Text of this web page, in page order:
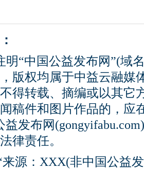
明“中国公益发布网”(域
版权均属于中益云融媒
得转载、摘编或以其它
稿件和图片作品的，应
益发布网
律责任。
来源：XXX(非中国公益